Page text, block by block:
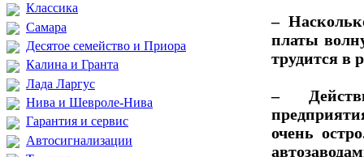
Классика
Самара
Десятое семейство и Приора
Калина и Гранта
Лада Ларгус
Нива и Шевроле-Нива
Гарантия и сервис
Автосигнализации
–
платы
трудится в
–
очень